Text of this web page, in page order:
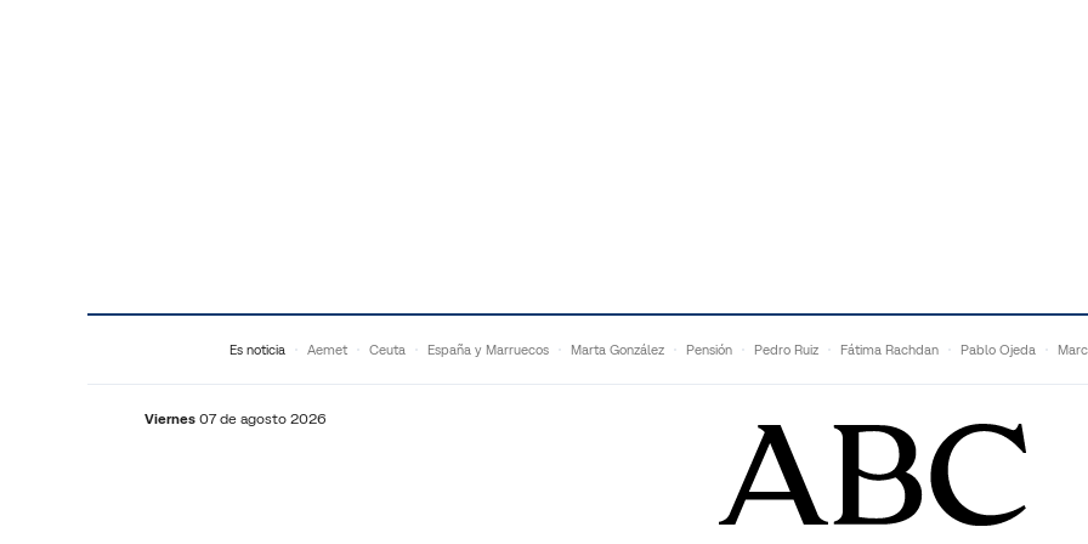
Es noticia Aemet Ceuta España y Marruecos Marta González Pensión Pedro Ruiz Fátima Rachdan Pablo Ojeda
Viernes 07 de agosto 2026